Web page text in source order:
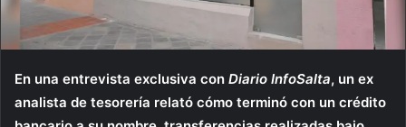
En una entrevista exclusiva con Diario InfoSalta, un ex
analista de tesorería relató cómo terminó con un crédito